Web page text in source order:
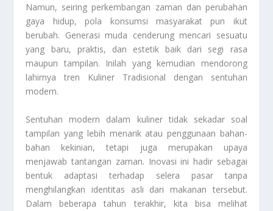
Namun, seiring perkembangan zaman dan perubahan
gaya hidup, pola konsumsi masyarakat pun ikut
berubah. Generasi muda cenderung mencari sesuatu
yang baru, praktis, dan estetik baik dari segi rasa
maupun tampilan. Inilah yang kemudian mendorong
lahirnya tren Kuliner Tradisional dengan sentuhan
modern.
Sentuhan modern dalam kuliner tidak sekadar soal
tampilan yang lebih menarik atau penggunaan bahan-
bahan kekinian, tetapi juga merupakan upaya
menjawab tantangan zaman. Inovasi ini hadir sebagai
bentuk adaptasi terhadap selera pasar tanpa
menghilangkan identitas asli dari makanan tersebut.
Dalam beberapa tahun terakhir, kita bisa melihat